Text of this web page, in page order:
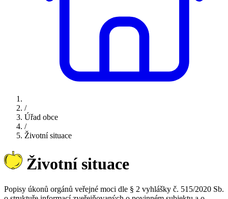
/
Úřad obce
/
Životní situace
Životní situace
Popisy úkonů orgánů veřejné moci dle § 2 vyhlášky č. 515/2020 Sb.